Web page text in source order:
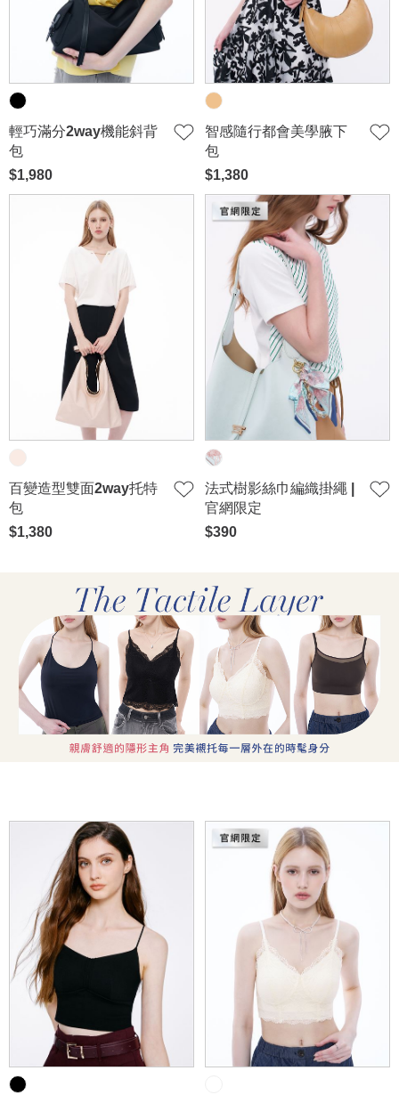
輕巧滿分2way機能斜背
包
$1,980
智感隨行都會美學腋下
包
$1,380
百變造型雙面2way托特
包
$1,380
法式樹影絲巾編織掛繩 |
官網限定
$390